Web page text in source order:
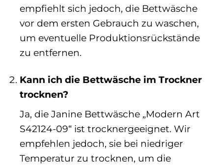
empfiehlt sich jedoch, die Bettwäsche
vor dem ersten Gebrauch zu waschen,
um eventuelle Produktionsrückstände
zu entfernen.
Kann ich die Bettwäsche im Trockner
trocknen?
Ja, die Janine Bettwäsche „Modern Art
S42124-09“ ist trocknergeeignet. Wir
empfehlen jedoch, sie bei niedriger
Temperatur zu trocknen, um die